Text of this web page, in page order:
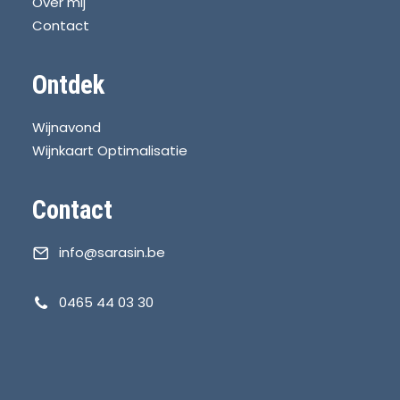
Contact
Ontdek
Wijnavond
Wijnkaart Optimalisatie
Contact
info@sarasin.be
0465 44 03 30